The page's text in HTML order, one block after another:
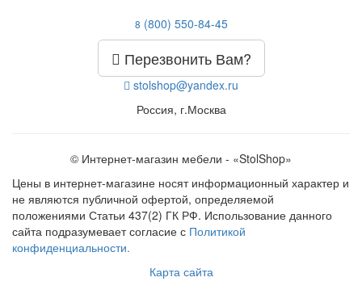
8 (800) 550-84-45
Перезвонить Вам?
stolshop@yandex.ru
Россия, г.Москва
© Интернет-магазин мебели - «StolShop»
Цены в интернет-магазине носят информационный характер и
не являются публичной офертой, определяемой
положениями Статьи 437(2) ГК РФ. Использование данного
сайта подразумевает согласие с Политикой
конфиденциальности.
Карта сайта